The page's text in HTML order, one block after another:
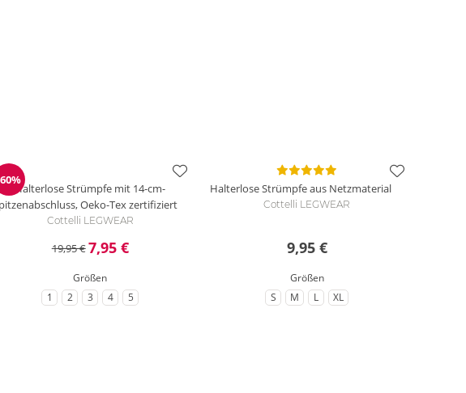
Reduzierung
Halterlose Strümpfe mit 14-cm-
Oeko-Tex zertifiziert
Cottelli LEGWEAR
19,95 €7,95 €
Größen
zu Größe
1 zu Größe
2 zu Größe
3 zu Größe
4 zu Größe
5
Halterlose Strümpfe aus Netzmaterial
Cottelli LEGWEAR
9,95 €
Größen
zu Größe
S zu Größe
M zu Größe
L zu Größe
XL